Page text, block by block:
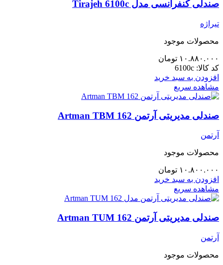
صندلی کنفرانسی مدل Tirajeh 6100c
تیراژه
محصولات موجود
۱۰.۸۸۰.۰۰۰ تومان
کد کالا: 6100c
افزودن به سبد خرید
مشاهده سریع
صندلی مدیریتی آرتمن Artman TBM 162
آرتمن
محصولات موجود
۱۰.۸۰۰.۰۰۰ تومان
افزودن به سبد خرید
مشاهده سریع
صندلی مدیریتی آرتمن Artman TUM 162
آرتمن
محصولات موجود